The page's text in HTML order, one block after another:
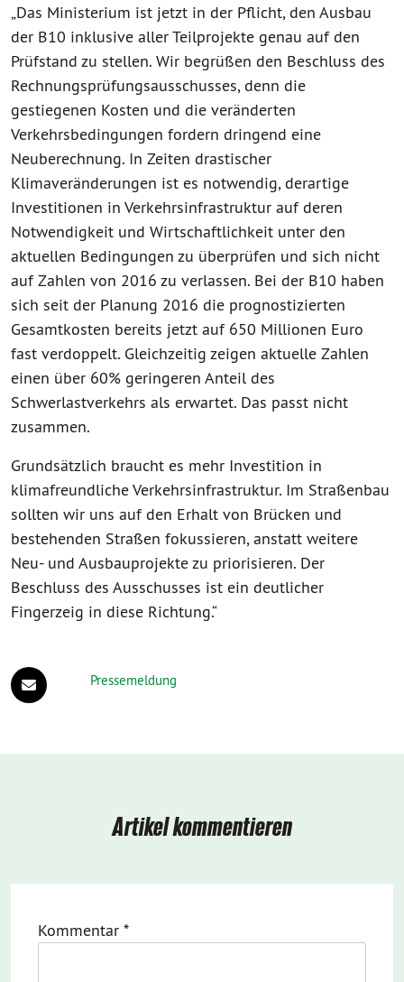
„Das Ministerium ist jetzt in der Pflicht, den Ausbau
der B10 inklusive aller Teilprojekte genau auf den
Prüfstand zu stellen. Wir begrüßen den Beschluss des
Rechnungsprüfungsausschusses, denn die
gestiegenen Kosten und die veränderten
Verkehrsbedingungen fordern dringend eine
Neuberechnung. In Zeiten drastischer
Klimaveränderungen ist es notwendig, derartige
Investitionen in Verkehrsinfrastruktur auf deren
Notwendigkeit und Wirtschaftlichkeit unter den
aktuellen Bedingungen zu überprüfen und sich nicht
auf Zahlen von 2016 zu verlassen. Bei der B10 haben
sich seit der Planung 2016 die prognostizierten
Gesamtkosten bereits jetzt auf 650 Millionen Euro
fast verdoppelt. Gleichzeitig zeigen aktuelle Zahlen
einen über 60% geringeren Anteil des
Schwerlastverkehrs als erwartet. Das passt nicht
zusammen.
Grundsätzlich braucht es mehr Investition in
klimafreundliche Verkehrsinfrastruktur. Im Straßenbau
sollten wir uns auf den Erhalt von Brücken und
bestehenden Straßen fokussieren, anstatt weitere
Neu- und Ausbauprojekte zu priorisieren. Der
Beschluss des Ausschusses ist ein deutlicher
Fingerzeig in diese Richtung.“
Pressemeldung
Artikel kommentieren
Kommentar *